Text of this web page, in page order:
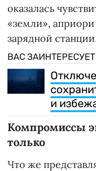
оказалась
«земли»,
зарядной
ВАС ЗАИНТЕРЕСУЕТ
и
Компромиссы
только
Что же